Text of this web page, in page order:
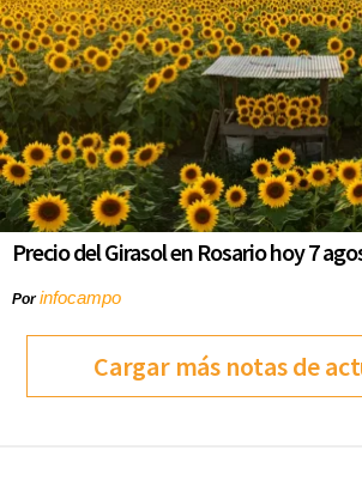
Precio del Girasol en Rosario hoy 7
Porinfocampo
Cargar más notas de